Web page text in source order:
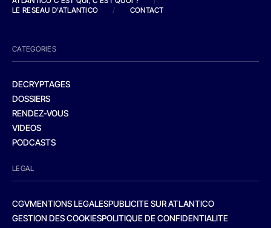
LE RESEAU D'ATLANTICO
/ CONTACT
CATEGORIES
DECRYPTAGES
DOSSIERS
RENDEZ-VOUS
VIDEOS
PODCASTS
LEGAL
CGVMENTIONS LEGALESPUBLICITE SUR ATLANTICO
GESTION DES COOKIESPOLITIQUE DE CONFIDENTIALITE